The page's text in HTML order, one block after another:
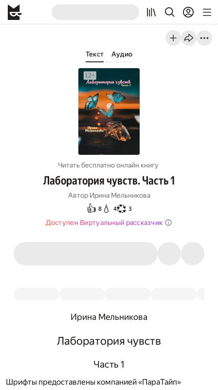
Текст Аудио
Читать бесплатно онлайн книгу
Лаборатория чувств. Часть 1
Автор Ирина Мельникова
👍 8💧 4💞 3
Доступен Виртуальный рассказчик
Ирина Мельникова
Лаборатория чувств
Часть 1
Шрифты предоставлены компанией «ПараТайп»